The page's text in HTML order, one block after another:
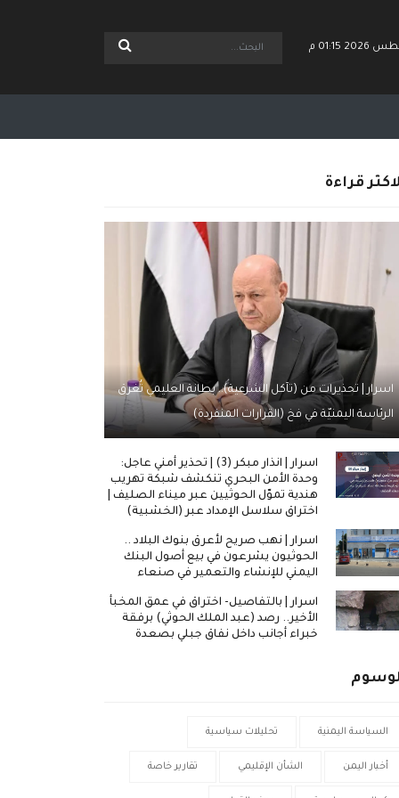
قراءة
اسرار | تحذيرات من (تآكل الشرعية).. بطانة العليمي تُغرق
الرئاسة اليمنيّة في فخ (القرارات المنفردة)
اسرار | انذار مبكر (3) | تحذير أمني عاجل:
وحدة الأمن البحري تنكشف شبكة تهريب
هندية تموّل الحوثيين عبر ميناء الصليف |
اختراق سلاسل الإمداد عبر (الخشبية)
اسرار | نهب صريح لأعرق بنوك البلاد ..
الحوثيون يشرعون في بيع أصول البنك
اليمني للإنشاء والتعمير في صنعاء
اسرار | بالتفاصيل- اختراق في عمق المخبأ
الأخير.. رصد (عبد الملك الحوثي) برفقة
خبراء أجانب داخل نفاق جبلي بصعدة
السياسة اليمنية تحليلات سياسية
أخبار اليمن الشأن الإقليمي تقارير خاصة